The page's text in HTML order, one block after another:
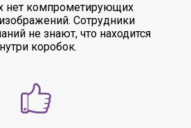
нет компрометирующих
Сотрудники
не знают, что находится
коробок.